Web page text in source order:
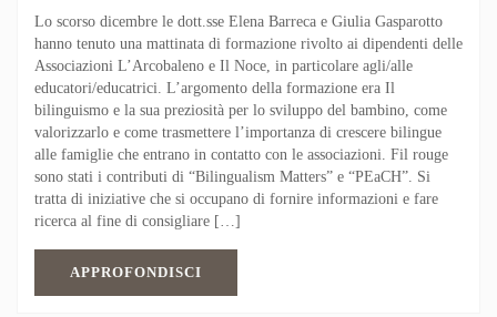
Lo scorso dicembre le dott.sse Elena Barreca e Giulia Gasparotto
hanno tenuto una mattinata di formazione rivolto ai dipendenti delle
Associazioni L’Arcobaleno e Il Noce, in particolare agli/alle
educatori/educatrici. L’argomento della formazione era Il
bilinguismo e la sua preziosità per lo sviluppo del bambino, come
valorizzarlo e come trasmettere l’importanza di crescere bilingue
alle famiglie che entrano in contatto con le associazioni. Fil rouge
sono stati i contributi di “Bilingualism Matters” e “PEaCH”. Si
tratta di iniziative che si occupano di fornire informazioni e fare
ricerca al fine di consigliare […]
APPROFONDISCI